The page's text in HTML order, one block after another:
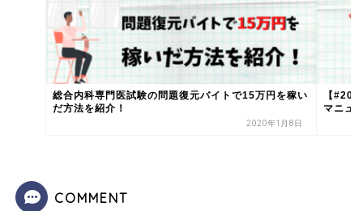
総合内科専門医試験の問題復元バイトで15万円を稼い
だ方法を紹介！
2020年1月8日
【
マニュ
COMMENT